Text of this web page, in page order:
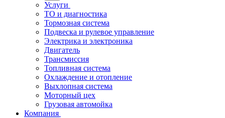
Услуги
ТО и диагностика
Тормозная система
Подвеска и рулевое управление
Электрика и электроника
Двигатель
Трансмиссия
Топливная система
Охлаждение и отопление
Выхлопная система
Моторный цех
Грузовая автомойка
Компания